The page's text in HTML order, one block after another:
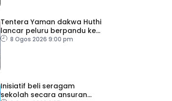
Tentera Yaman dakwa Huthi
lancar peluru berpandu ke
arah Laut Merah
8 Ogos 2026 9:00 pm
Inisiatif beli seragam
sekolah secara ansuran